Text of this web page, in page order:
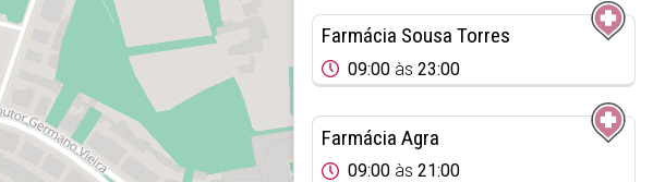
Farmácia Sousa Torres
09:00 às 23:00
Farmácia Agra
09:00 às 21:00